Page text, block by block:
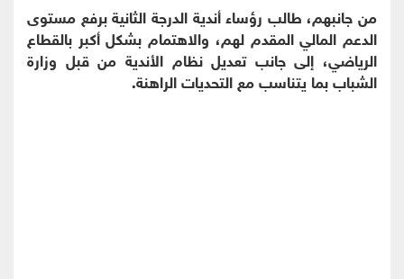
من جانبهم، طالب رؤساء أندية الدرجة الثانية برفع مستوى
الدعم المالي المقدم لهم، والاهتمام بشكل أكبر بالقطاع
الرياضي، إلى جانب تعديل نظام الأندية من قبل وزارة
الشباب بما يتناسب مع التحديات الراهنة.